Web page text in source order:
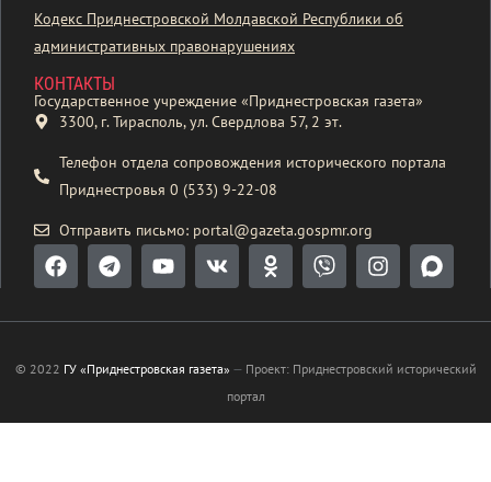
Кодекс Приднестровской Молдавской Республики об
административных правонарушениях
КОНТАКТЫ
Государственное учреждение «Приднестровская газета»
3300, г. Тирасполь, ул. Свердлова 57, 2 эт.
Телефон отдела сопровождения исторического портала
Приднестровья 0 (533) 9-22-08
Отправить письмо: portal@gazeta.gospmr.org
© 2022 ГУ «Приднестровская газета» — Проект: Приднестровский исторический
портал